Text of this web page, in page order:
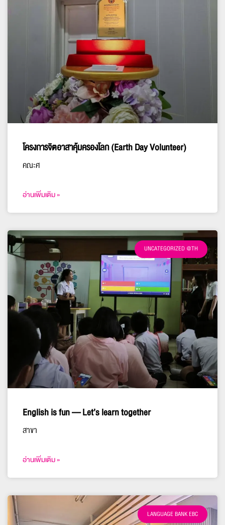
โครงการจิตอาสาคุ้มครองโลก (Earth Day Volunteer)
คณะศ
อ่านเพิ่มเติม »
UNCATEGORIZED @TH
English is fun — Let’s learn together
สาขา
อ่านเพิ่มเติม »
LANGUAGE BANK EBC